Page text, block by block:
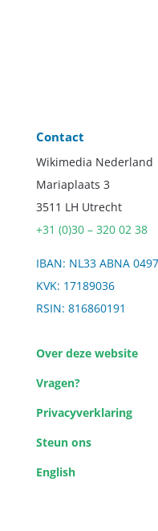
Contact
Wikimedia Nederland
Mariaplaats 3
3511 LH Utrecht
+31 (0)30 – 320 02 38
IBAN: NL33 ABNA
KVK: 17189036
RSIN: 816860191
Over deze website
Vragen?
Privacyverklaring
Steun ons
English